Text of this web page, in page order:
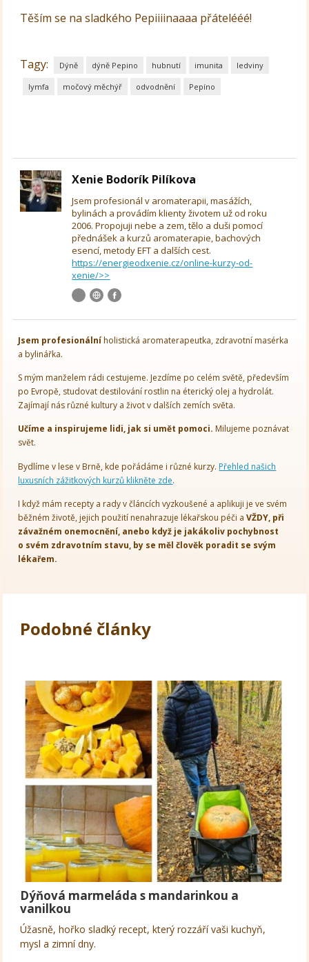
Těším se na sladkého Pepiiiinaaaa přátelééé!
Tagy: Dýně dýně Pepino hubnutí imunita ledviny
lymfa močový měchýř odvodnění Pepíno
Xenie Bodorík Pilíkova
Jsem profesionál v aromaterapii, masážích,
bylinách a provádím klienty životem už od roku
2006. Propojuji nebe a zem, tělo a duši pomocí
přednášek a kurzů aromaterapie, bachových
esencí, metody EFT a dalších cest.
https://energieodxenie.cz/online-kurzy-od-
xenie/>>
Jsem profesionálníholistická aromaterapeutka, zdravotní masérka
a bylinářka.
S mým manželem rádi cestujeme. Jezdíme po celém světě, především
po Evropě, studovat destilování rostlin na éterický olej a hydrolát.
Zajímají nás různé kultury a život v dalších zemích světa.
Učíme a inspirujeme lidi, jak si umět pomoci. Milujeme poznávat
svět.
Bydlíme v lese v Brně, kde pořádáme i různé kurzy. Přehled našich
luxusních zážitkových kurzů klikněte zde.
I když mám recepty a rady v článcích vyzkoušené a aplikuji je ve svém
běžném životě, jejich použití nenahrazuje lékařskou péči aVŽDY, při
závažném onemocnění, anebo když je jakákoliv pochybnost
o svém zdravotním stavu, by se měl člověk poradit se svým
lékařem.
Podobné články
Dýňová marmeláda s mandarinkou a
vanilkou
Úžasně, hořko sladký recept, který rozzáří vaši kuchyň,
mysl a zimní dny.